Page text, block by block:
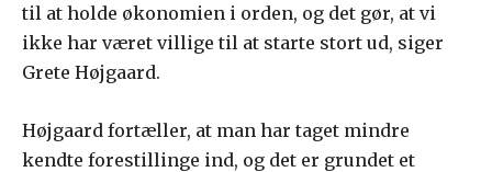
til at holde økonomien i orden, og det gør, at vi
ikke har været villige til at starte stort ud, siger
Grete Højgaard.
Højgaard fortæller, at man har taget mindre
kendte forestillinge ind, og det er grundet et